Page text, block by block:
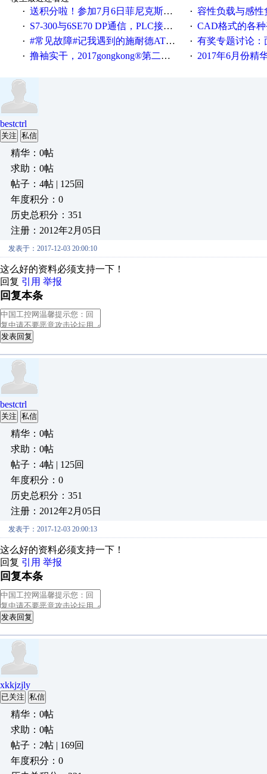
· 送积分啦！参加7月6日菲尼克斯在线研讨会即得 · 容性负载与感性负
· S7-300与6SE70 DP通信，PLC接收到数据不稳定 · CAD格式的各
· #常见故障#记我遇到的施耐德ATV12变频器故障 · 有奖专题讨论：面对低压变
· 撸袖实干，2017gongkong®第二届智造工程师节正式起航！ · 2017年6月份精
bestctrl
关注 私信
精华：0帖
求助：0帖
帖子：4帖 | 125回
年度积分：0
历史总积分：351
注册：2012年2月05日
发表于：2017-12-03 20:00:10
这么好的资料必须支持一下！
回复 引用 举报
回复本条
发表回复
bestctrl
关注 私信
精华：0帖
求助：0帖
帖子：4帖 | 125回
年度积分：0
历史总积分：351
注册：2012年2月05日
发表于：2017-12-03 20:00:13
这么好的资料必须支持一下！
回复 引用 举报
回复本条
发表回复
xkkjzjly
已关注 私信
精华：0帖
求助：0帖
帖子：2帖 | 169回
年度积分：0